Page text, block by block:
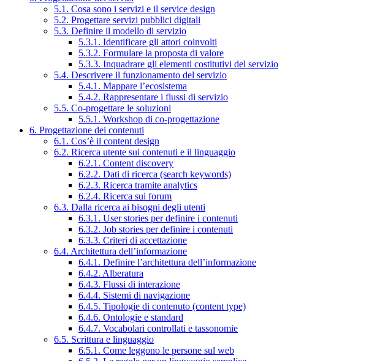
5.1. Cosa sono i servizi e il service design
5.2. Progettare servizi pubblici digitali
5.3. Definire il modello di servizio
5.3.1. Identificare gli attori coinvolti
5.3.2. Formulare la proposta di valore
5.3.3. Inquadrare gli elementi costitutivi del servizio
5.4. Descrivere il funzionamento del servizio
5.4.1. Mappare l’ecosistema
5.4.2. Rappresentare i flussi di servizio
5.5. Co-progettare le soluzioni
5.5.1. Workshop di co-progettazione
6. Progettazione dei contenuti
6.1. Cos’è il content design
6.2. Ricerca utente sui contenuti e il linguaggio
6.2.1. Content discovery
6.2.2. Dati di ricerca (search keywords)
6.2.3. Ricerca tramite analytics
6.2.4. Ricerca sui forum
6.3. Dalla ricerca ai bisogni degli utenti
6.3.1. User stories per definire i contenuti
6.3.2. Job stories per definire i contenuti
6.3.3. Criteri di accettazione
6.4. Architettura dell’informazione
6.4.1. Definire l’architettura dell’informazione
6.4.2. Alberatura
6.4.3. Flussi di interazione
6.4.4. Sistemi di navigazione
6.4.5. Tipologie di contenuto (content type)
6.4.6. Ontologie e standard
6.4.7. Vocabolari controllati e tassonomie
6.5. Scrittura e linguaggio
6.5.1. Come leggono le persone sul web